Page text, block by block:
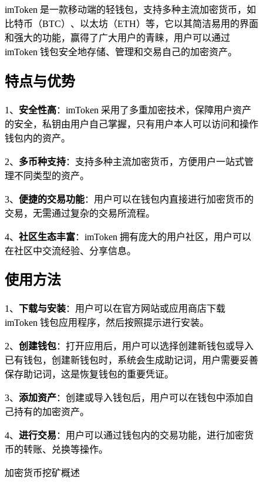
imToken 是一款移动端的轻钱包，支持多种主流加密货币，如
比特币（BTC）、以太坊（ETH）等，它以其简洁易用的界面
和强大的功能，赢得了广大用户的青睐，用户可以通过
imToken 钱包安全地存储、管理和交易自己的加密资产。
特点与优势
1、 安全性高：imToken 采用了多重加密技术，保障用户资产
的安全，私钥由用户自己掌握，只有用户本人可以访问和操作
钱包内的资产。
2、 多币种支持：支持多种主流加密货币，方便用户一站式管
理不同类型的资产。
3、 便捷的交易功能：用户可以在钱包内直接进行加密货币的
交易，无需通过复杂的交易所流程。
4、 社区生态丰富：imToken 拥有庞大的用户社区，用户可以
在社区中交流经验、分享信息。
使用方法
1、 下载与安装：用户可以在官方网站或应用商店下载
imToken 钱包应用程序，然后按照提示进行安装。
2、 创建钱包：打开应用后，用户可以选择创建新钱包或导入
已有钱包，创建新钱包时，系统会生成助记词，用户需要妥善
保存助记词，这是恢复钱包的重要凭证。
3、 添加资产：创建或导入钱包后，用户可以在钱包中添加自
己持有的加密资产。
4、 进行交易 ：用户可以通过钱包内的交易功能，进行加密货
币的转账、兑换等操作。
加密货币挖矿概述